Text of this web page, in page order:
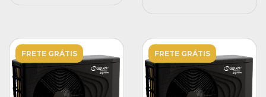
FRETE GRÁTIS FRETE GRÁTIS